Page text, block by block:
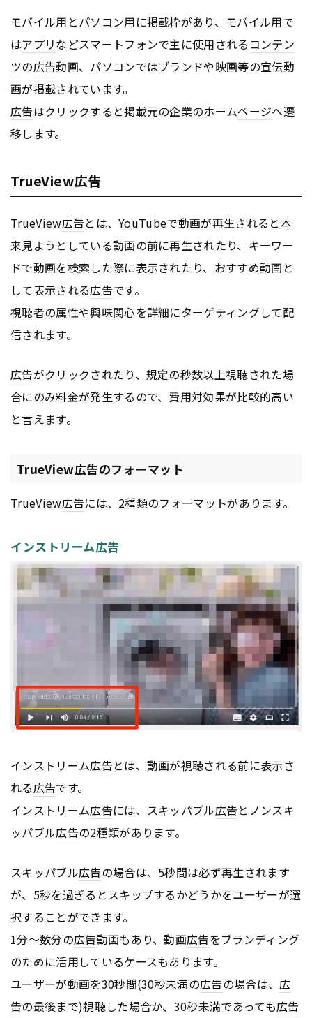
モバイル用とパソコン用に掲載枠があり、モバイル用で
はアプリなどスマートフォンで主に使用される コンテン
ツの広告動画、パソコンではブランドや映画等の宣伝動
画が掲載されています。
広告はクリックすると掲載元の企業のホームページへ遷
移します。
TrueView広告
TrueView広告とは、YouTubeで動画が再生されると本
来見ようとしている動画の前に再生されたり、キーワー
ドで動画を検索した際に表示されたり、おすすめ動画と
して表示される広告です。
視聴者の属性や興味関心を詳細にターゲティングして配
信されます。
広告がクリックされたり、規定の秒数以上視聴された場
合にのみ料金が発生するので、費用対効果が比較的高い
と言えます。
TrueView広告のフォーマット
TrueView広告には、2種類のフォーマットがあります。
インストリーム広告
インストリーム広告とは、動画が視聴される前に表示さ
れる広告です。
インストリーム広告には、スキッパブル広告とノンスキ
ッパブル広告の2種類があります。
スキッパブル広告の場合は、5秒間は必ず再生されます
が、5秒を過ぎるとスキップするかどうかをユーザーが選
択することができます。
1分〜数分の広告動画もあり、動画広告をブランディング
のために活用しているケースもあります。
ユーザーが動画を30秒間(30秒未満の広告の場合は、広
告の最後まで)視聴した場合か、30秒未満であっても広告